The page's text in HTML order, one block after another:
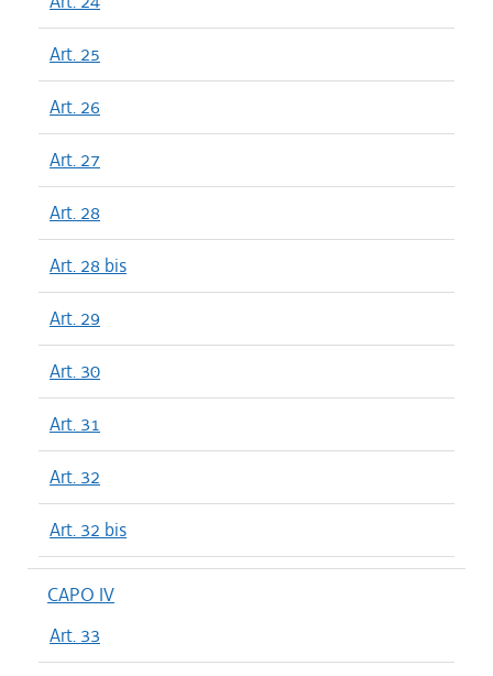
Art. 25
Art. 26
Art. 27
Art. 28
Art. 28 bis
Art. 29
Art. 30
Art. 31
Art. 32
Art. 32 bis
CAPO IV
Art. 33